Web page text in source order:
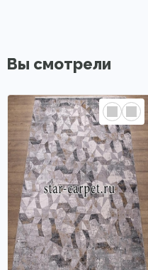
Вы смотрели